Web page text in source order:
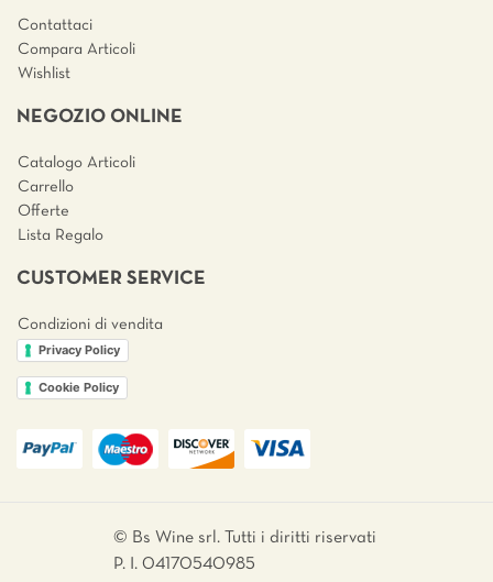
Contattaci
Compara Articoli
Wishlist
NEGOZIO ONLINE
Catalogo Articoli
Carrello
Offerte
Lista Regalo
CUSTOMER SERVICE
Condizioni di vendita
Privacy Policy
Cookie Policy
© Bs Wine srl. Tutti i diritti riservati
P. I. 04170540985